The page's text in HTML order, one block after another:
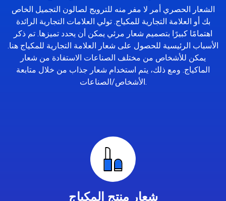
الشعار الحصري أمر لا مفر منه للترويج لصالون التجميل الخاص
بك أو العلامة التجارية للمكياج. تولي العلامات التجارية الرائدة
اهتمامًا كبيرًا بتصميم شعار مرئي يمكن أن يحدد تميزها. تم ذكر
الأسباب الرئيسية للحصول على شعار العلامة التجارية للمكياج هنا.
يمكن للأشخاص من مختلف الصناعات الاستفادة من شعار
الماكياج. ومع ذلك، يتم استخدام شعار جذاب من خلال متابعة
الأشخاص/الصناعات.
شعار منتج المكياج